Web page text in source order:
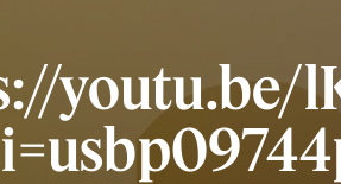
youtu.be/